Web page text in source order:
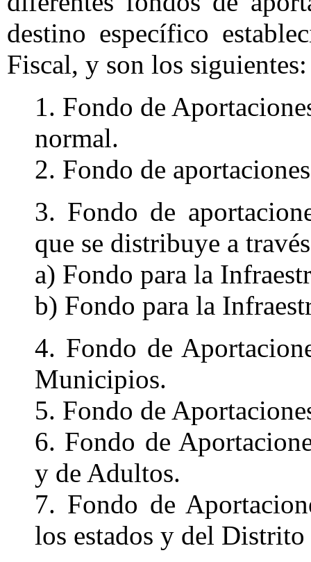
destino específico
Fiscal, y son los siguientes:
1. Fondo de
normal.
2. Fondo de
3. Fondo de
que se distribuye a
a) Fondo para la
b) Fondo para la
4. Fondo de
Municipios.
5. Fondo de
6. Fondo de
y de Adultos.
7. Fondo de
los estados y del Distrito